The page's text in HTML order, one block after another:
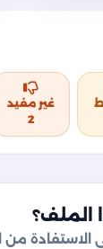
غير مفيد
2
الملف؟
من